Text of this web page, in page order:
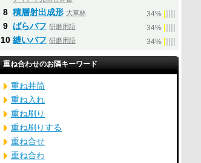
8 積層射出成形 大車林 34%
9 ばらバフ 研磨用語 34%
10 縫いバフ 研磨用語 34%
重ね合わせのお隣キーワード
重ね井筒
重ね入れ
重ね刷り
重ね刷りする
重ね合せ
重ね合わ